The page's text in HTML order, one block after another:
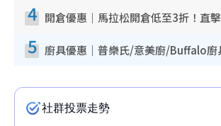
4
5